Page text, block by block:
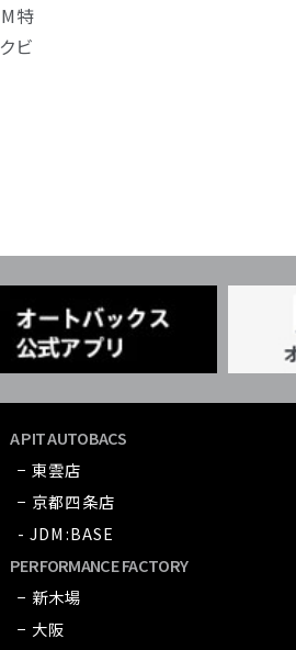
特
ビ
A PIT AUTOBACS
− 東雲店
− 京都四条店
- JDM:BASE
PERFORMANCE FACTORY
− 新木場
− 大阪